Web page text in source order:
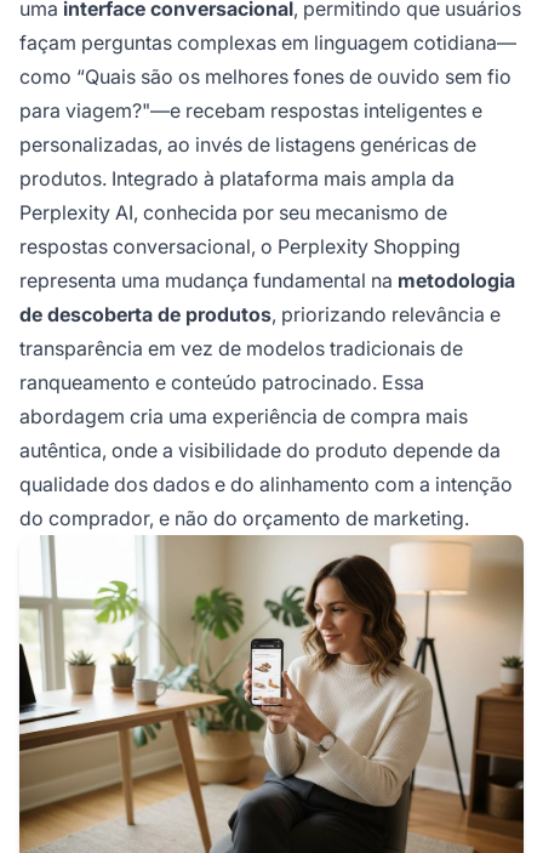
uma interface conversacional, permitindo que usuários
façam perguntas complexas em linguagem cotidiana—
como “Quais são os melhores fones de ouvido sem fio
para viagem?"—e recebam respostas inteligentes e
personalizadas, ao invés de listagens genéricas de
produtos. Integrado à plataforma mais ampla da
Perplexity AI, conhecida por seu mecanismo de
respostas conversacional, o Perplexity Shopping
representa uma mudança fundamental na metodologia
de descoberta de produtos, priorizando relevância e
transparência em vez de modelos tradicionais de
ranqueamento e conteúdo patrocinado. Essa
abordagem cria uma experiência de compra mais
autêntica, onde a visibilidade do produto depende da
qualidade dos dados e do alinhamento com a intenção
do comprador, e não do orçamento de marketing.